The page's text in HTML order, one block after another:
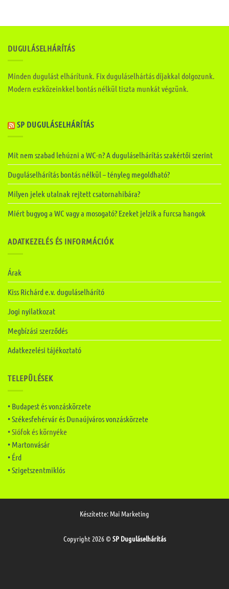
DUGULÁSELHÁRÍTÁS
Minden dugulást elhárítunk. Fix duguláselhártás díjakkal dolgozunk.
Modern eszközeinkkel bontás nélkül tiszta munkát végzünk.
SP DUGULÁSELHÁRÍTÁS
Mit nem szabad lehúzni a WC-n? A duguláselhárítás szakértői szerint
Duguláselhárítás bontás nélkül – tényleg megoldható?
Milyen jelek utalnak rejtett csatornahibára?
Miért bugyog a WC vagy a mosogató? Ezeket jelzik a furcsa hangok
ADATKEZELÉS ÉS INFORMÁCIÓK
Árak
Kiss Richárd e.v. duguláselhárító
Jogi nyilatkozat
Megbízási szerződés
Adatkezelési tájékoztató
TELEPÜLÉSEK
• Budapest és vonzáskörzete
• Székesfehérvár és Dunaújváros vonzáskörzete
• Siófok és környéke
• Martonvásár
• Érd
• Szigetszentmiklós
Készítette: Mai Marketing
Copyright 2026 © SP Duguláselhárítás